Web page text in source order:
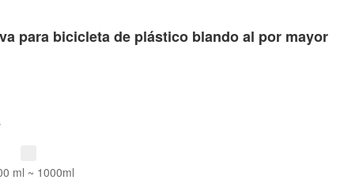
para bicicleta de plástico blando al por mayor
ml ~ 1000ml